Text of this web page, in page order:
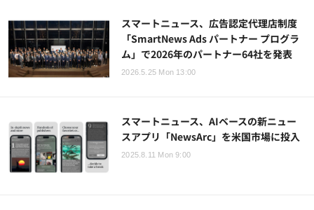
スマートニュース、広告認定代理店制度
「SmartNews Ads パートナー プログラ
ム」で2026年のパートナー64社を発表
2026.5.25 Mon 13:00
スマートニュース、AIベースの新ニュー
スアプリ「NewsArc」を米国市場に投入
2025.8.11 Mon 9:00